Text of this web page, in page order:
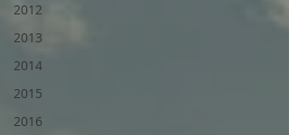
2012
2013
2014
2015
2016